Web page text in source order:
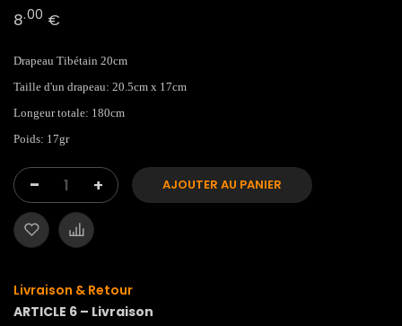
8.00 €
Drapeau Tibétain 20cm
Taille d'un drapeau: 20.5cm x 17cm
Longeur totale: 180cm
Poids: 17gr
- + AJOUTER AU PANIER
Livraison & Retour
ARTICLE 6 – Livraison
end
the
images
gallery
beginning
the
images
gallery